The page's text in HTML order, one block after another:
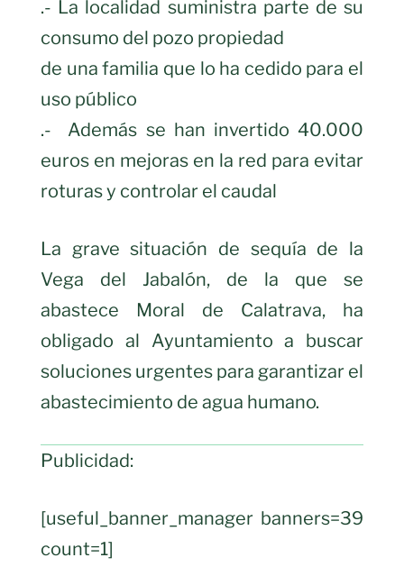
.- La localidad suministra parte de su
consumo del pozo propiedad
de una familia que lo ha cedido para el
uso público
.- Además se han invertido 40.000
euros en mejoras en la red para evitar
roturas y controlar el caudal
La grave situación de sequía de la
Vega del Jabalón, de la que se
abastece Moral de Calatrava, ha
obligado al Ayuntamiento a buscar
soluciones urgentes para garantizar el
abastecimiento de agua humano.
Publicidad:
[useful_banner_manager banners=39
count=1]